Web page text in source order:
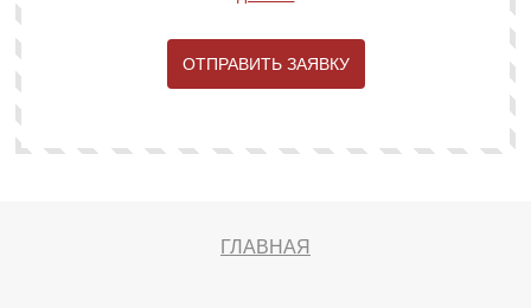
ОТПРАВИТЬ ЗАЯВКУ
ГЛАВНАЯ